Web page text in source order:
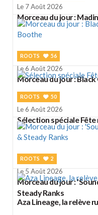
Le 7 Août 2026
Morceau du jour :
ROOTS 56
Le 6 Août 2026
Morceau du jour :
ROOTS 50
Le 6 Août 2026
Sélection spéciale
ROOTS 2
Le 5 Août 2026
Morceau du jour :
Steady Ranks
Aza Lineage, la relève